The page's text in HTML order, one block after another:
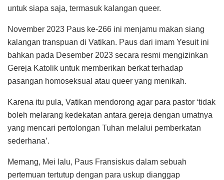
untuk siapa saja, termasuk kalangan queer.
November 2023 Paus ke-266 ini menjamu makan siang
kalangan transpuan di Vatikan. Paus dari imam Yesuit ini
bahkan pada Desember 2023 secara resmi mengizinkan
Gereja Katolik untuk memberikan berkat terhadap
pasangan homoseksual atau queer yang menikah.
Karena itu pula, Vatikan mendorong agar para pastor ‘tidak
boleh melarang kedekatan antara gereja dengan umatnya
yang mencari pertolongan Tuhan melalui pemberkatan
sederhana’.
Memang, Mei lalu, Paus Fransiskus dalam sebuah
pertemuan tertutup dengan para uskup dianggap